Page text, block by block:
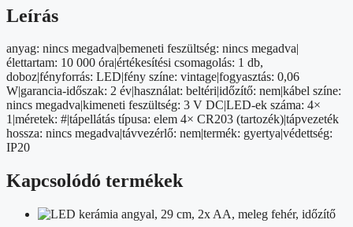
beltéri,
vintage
Leírás
anyag: nincs megadva|bemeneti feszültség: nincs megadva|
élettartam: 10 000 óra|értékesítési csomagolás: 1 db,
doboz|fényforrás: LED|fény színe: vintage|fogyasztás: 0,06
W|garancia-időszak: 2 év|használat: beltéri|időzítő: nem|kábel színe:
nincs megadva|kimeneti feszültség: 3 V DC|LED-ek száma: 4×
1|méretek: #|tápellátás típusa: elem 4× CR203 (tartozék)|tápvezeték
hossza: nincs megadva|távvezérlő: nem|termék: gyertya|védettség:
IP20
Kapcsolódó termékek